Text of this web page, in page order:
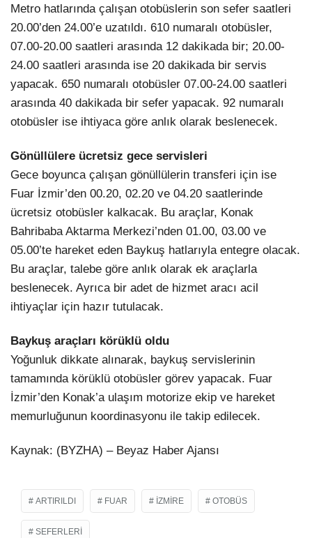
Metro hatlarında çalışan otobüslerin son sefer saatleri
20.00’den 24.00’e uzatıldı. 610 numaralı otobüsler,
07.00-20.00 saatleri arasında 12 dakikada bir; 20.00-
24.00 saatleri arasında ise 20 dakikada bir servis
yapacak. 650 numaralı otobüsler 07.00-24.00 saatleri
arasında 40 dakikada bir sefer yapacak. 92 numaralı
otobüsler ise ihtiyaca göre anlık olarak beslenecek.
Gönüllülere ücretsiz gece servisleri
Gece boyunca çalışan gönüllülerin transferi için ise
Fuar İzmir’den 00.20, 02.20 ve 04.20 saatlerinde
ücretsiz otobüsler kalkacak. Bu araçlar, Konak
Bahribaba Aktarma Merkezi’nden 01.00, 03.00 ve
05.00’te hareket eden Baykuş hatlarıyla entegre olacak.
Bu araçlar, talebe göre anlık olarak ek araçlarla
beslenecek. Ayrıca bir adet de hizmet aracı acil
ihtiyaçlar için hazır tutulacak.
Baykuş araçları körüklü oldu
Yoğunluk dikkate alınarak, baykuş servislerinin
tamamında körüklü otobüsler görev yapacak. Fuar
İzmir’den Konak’a ulaşım motorize ekip ve hareket
memurluğunun koordinasyonu ile takip edilecek.
Kaynak: (BYZHA) – Beyaz Haber Ajansı
ARTIRILDI FUAR IZMIRE OTOBÜS
SEFERLERI